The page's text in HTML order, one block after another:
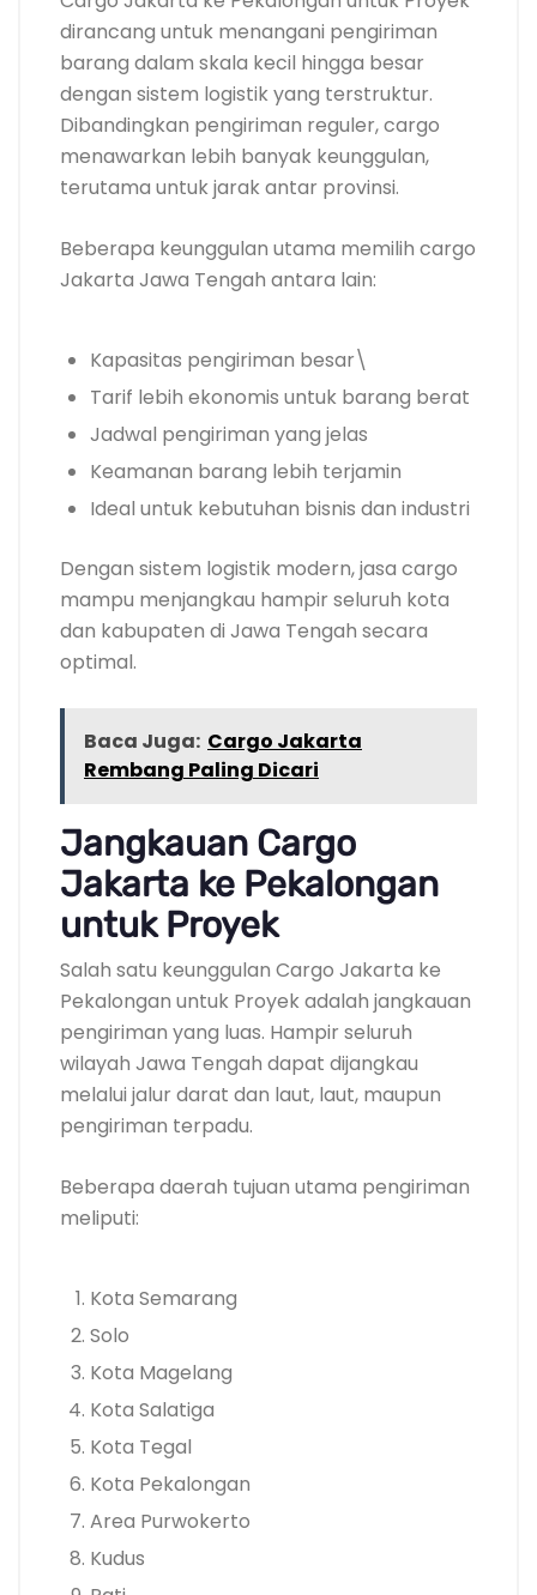
dirancang untuk menangani pengiriman
barang dalam skala kecil hingga besar
dengan sistem logistik yang terstruktur.
Dibandingkan pengiriman reguler, cargo
menawarkan lebih banyak keunggulan,
terutama untuk jarak antar provinsi.
Beberapa keunggulan utama memilih cargo
Jakarta Jawa Tengah antara lain:
Kapasitas pengiriman besar\
Tarif lebih ekonomis untuk barang berat
Jadwal pengiriman yang jelas
Keamanan barang lebih terjamin
Ideal untuk kebutuhan bisnis dan industri
Dengan sistem logistik modern, jasa cargo
mampu menjangkau hampir seluruh kota
dan kabupaten di Jawa Tengah secara
optimal.
Baca Juga: Cargo Jakarta
Rembang Paling Dicari
Jangkauan Cargo
Jakarta ke Pekalongan
untuk Proyek
Salah satu keunggulan Cargo Jakarta ke
Pekalongan untuk Proyek adalah jangkauan
pengiriman yang luas. Hampir seluruh
wilayah Jawa Tengah dapat dijangkau
melalui jalur darat dan laut, laut, maupun
pengiriman terpadu.
Beberapa daerah tujuan utama pengiriman
meliputi:
Kota Semarang
Solo
Kota Magelang
Kota Salatiga
Kota Tegal
Kota Pekalongan
Area Purwokerto
Kudus